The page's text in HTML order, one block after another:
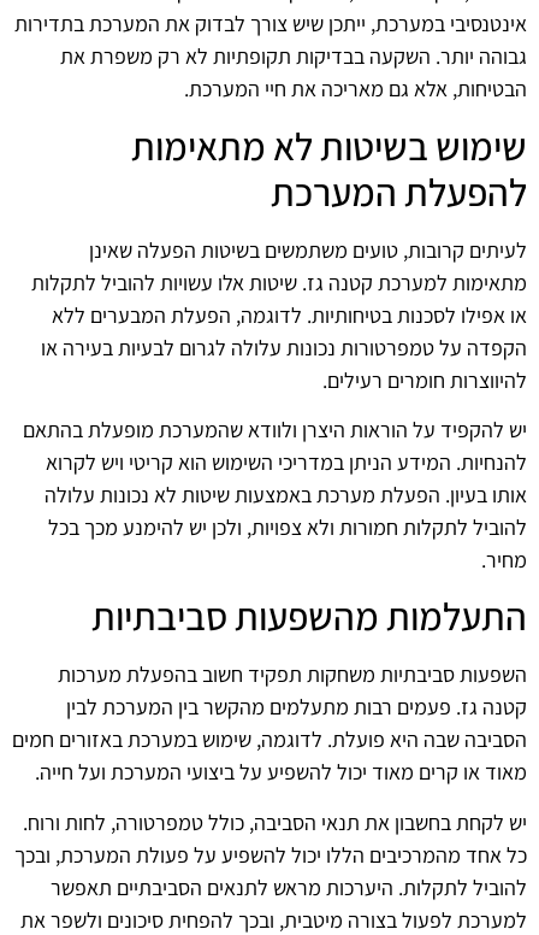
אינטנסיבי במערכת, ייתכן שיש צורך לבדוק את המערכת בתדירות
גבוהה יותר. השקעה בבדיקות תקופתיות לא רק משפרת את
הבטיחות, אלא גם מאריכה את חיי המערכת.
שימוש בשיטות לא מתאימות
להפעלת המערכת
לעיתים קרובות, טועים משתמשים בשיטות הפעלה שאינן
מתאימות למערכת קטנה גז. שיטות אלו עשויות להוביל לתקלות
או אפילו לסכנות בטיחותיות. לדוגמה, הפעלת המבערים ללא
הקפדה על טמפרטורות נכונות עלולה לגרום לבעיות בעירה או
להיווצרות חומרים רעילים.
יש להקפיד על הוראות היצרן ולוודא שהמערכת מופעלת בהתאם
להנחיות. המידע הניתן במדריכי השימוש הוא קריטי ויש לקרוא
אותו בעיון. הפעלת מערכת באמצעות שיטות לא נכונות עלולה
להוביל לתקלות חמורות ולא צפויות, ולכן יש להימנע מכך בכל
מחיר.
התעלמות מהשפעות סביבתיות
השפעות סביבתיות משחקות תפקיד חשוב בהפעלת מערכות
קטנה גז. פעמים רבות מתעלמים מהקשר בין המערכת לבין
הסביבה שבה היא פועלת. לדוגמה, שימוש במערכת באזורים חמים
מאוד או קרים מאוד יכול להשפיע על ביצועי המערכת ועל חייה.
יש לקחת בחשבון את תנאי הסביבה, כולל טמפרטורה, לחות ורוח.
כל אחד מהמרכיבים הללו יכול להשפיע על פעולת המערכת, ובכך
להוביל לתקלות. היערכות מראש לתנאים הסביבתיים תאפשר
למערכת לפעול בצורה מיטבית, ובכך להפחית סיכונים ולשפר את